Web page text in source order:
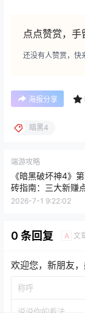
大家如果手里
次数多些，更有
光，出货了记得